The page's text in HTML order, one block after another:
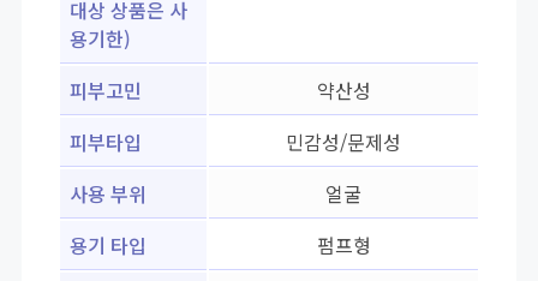
대상 상품은 사
용기한)
피부고민
약산성
피부타입
민감성/문제성
사용 부위
얼굴
용기 타입
펌프형